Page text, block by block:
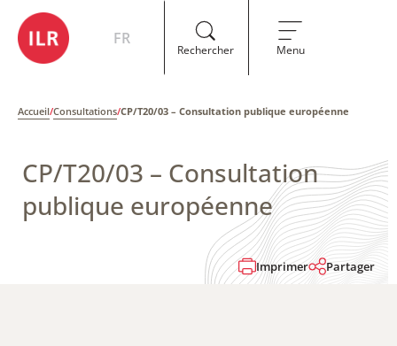
FR
Rechercher Menu
Accueil/Consultations/CP/T20/03 – Consultation publique européenne
CP/T20/03 – Consultation
publique européenne
Imprimer Partager